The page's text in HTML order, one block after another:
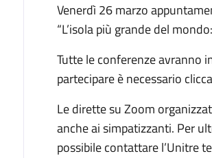
Venerdì 26 marzo
“L’isola più grande del
Tutte le conferenze avranno
partecipare è necessario
Le dirette su Zoom
anche ai simpatizzanti. Per
possibile contattare l’Unitre